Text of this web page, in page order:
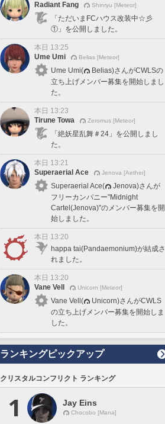
Radiant Fang
Shinryu [Meteor]
「ただいまFCハウス改装中☆彡
①」を公開しました。
本日 13:25
Ume Umi
Belias [Meteor]
Ume Umi(
Belias)さんがCWLSの
立ち上げメンバー募集を開始しまし
た。
本日 13:23
Tirune Towa
Zeromus [Meteor]
「絶妖星乱舞＃24」を公開しまし
た。
本日 13:21
Superaerial Ace
Jenova [Aether]
Superaerial Ace(
Jenova)さんが
フリーカンパニー"Midnight
Cartel(Jenova)"のメンバー募集を開
始しました。
本日 13:20
happa tai(Pandaemonium)が結成さ
れました。
本日 13:20
Vane Vell
Unicorn [Meteor]
Vane Vell(
Unicorn)さんがCWLS
の立ち上げメンバー募集を開始しま
した。
ランキングピックアップ
クリスタルコンフリクト ランキング
1 Jay Eins
Chocobo [Mana]